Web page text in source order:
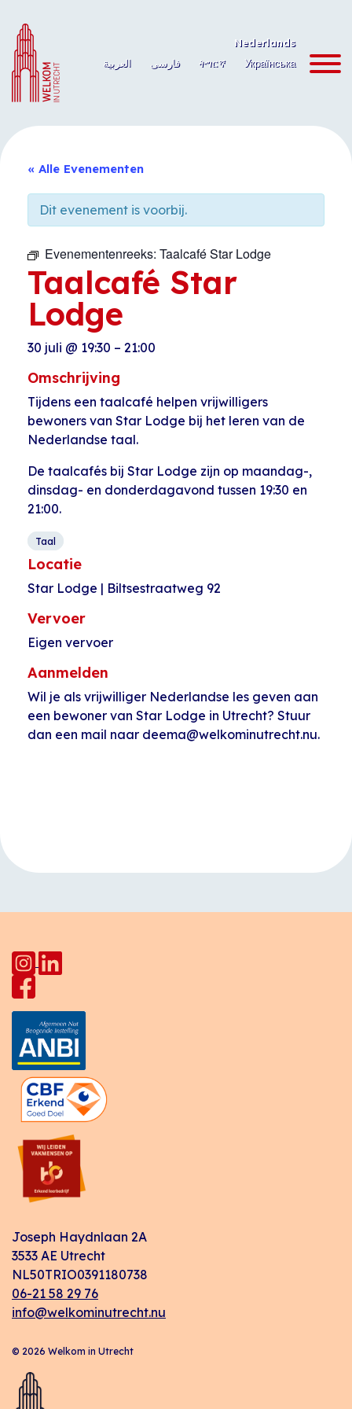
naar
de
inhoud
Nederlands
العربية
فارسی ትግርኛ Українська
« Alle Evenementen
Dit evenement is voorbij.
Evenementenreeks: Taalcafé Star Lodge
Taalcafé Star
Lodge
30 juli @ 19:30 – 21:00
Omschrijving
Tijdens een taalcafé helpen vrijwilligers
bewoners van Star Lodge bij het leren van de
Nederlandse taal.
De taalcafés bij Star Lodge zijn op maandag-,
dinsdag- en donderdagavond tussen 19:30 en
21:00.
Taal
Locatie
Star Lodge | Biltsestraatweg 92
Vervoer
Eigen vervoer
Aanmelden
Wil je als vrijwilliger Nederlandse les geven aan
een bewoner van Star Lodge in Utrecht? Stuur
dan een mail naar deema@welkominutrecht.nu.
Joseph Haydnlaan 2A
3533 AE Utrecht
NL50TRIO0391180738
06-21 58 29 76
info@welkominutrecht.nu
© 2026 Welkom in Utrecht